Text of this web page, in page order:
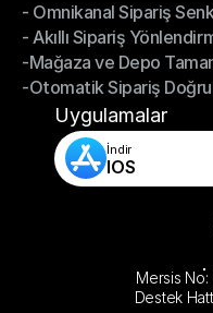
Omnichannel Yönetimi
- Omnikanal Sipariş
- Omnikanal Sipariş
- Akıllı Sipariş
- Akıllı Sipariş
-Mağaza ve Depo
-Mağaza ve Depo
-Otomatik Sipariş
-Otomatik Sipariş
Uygulamalar
İndir
IOS
Mersis
Destek